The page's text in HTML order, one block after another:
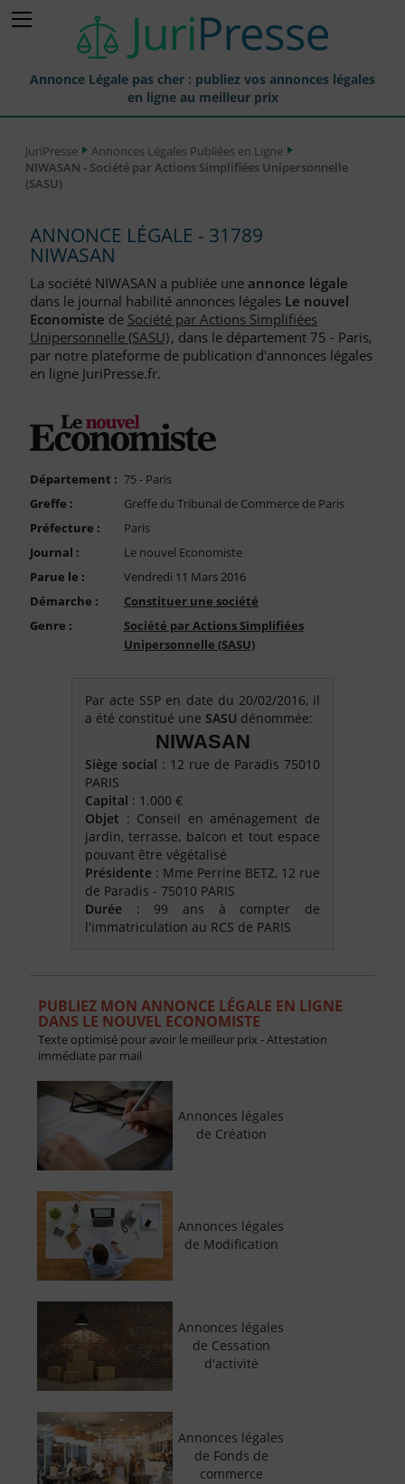
Annonce Légale pas cher : publiez vos annonces légales
en ligne au meilleur prix
Annonces Légales Publiées
Journaux Habilités (JAL) Annonces Légales
Liste des Greffes
Liste des CCI
Le Blog pour les Entreprises
Nous Contacter
Compte PRO
JuriPresse
Annonces Légales Publiées en Ligne
NIWASAN - Société par Actions Simplifiées Unipersonnelle
(SASU)
ANNONCE LÉGALE - 31789
NIWASAN
La société NIWASAN a publiée une annonce légale
dans le journal habilité annonces légales Le nouvel
Economiste de Société par Actions Simplifiées
Unipersonnelle (SASU), dans le département 75 - Paris,
par notre plateforme de publication d'annonces légales
en ligne JuriPresse.fr.
Département : 75 - Paris
Greffe :
Greffe du Tribunal de Commerce de Paris
Préfecture :
Paris
Journal :
Le nouvel Economiste
Parue le :
Vendredi 11 Mars 2016
Démarche :
Constituer une société
Genre :
Société par Actions Simplifiées
Unipersonnelle (SASU)
Par acte SSP en date du 20/02/2016, il
a été constitué une SASU dénommée:
NIWASAN
Siège social : 12 rue de Paradis 75010
PARIS
Capital : 1.000 €
Objet : Conseil en aménagement de
jardin, terrasse, balcon et tout espace
pouvant être végétalisé
Présidente : Mme Perrine BETZ, 12 rue
de Paradis - 75010 PARIS
Durée : 99 ans à compter de
l'immatriculation au RCS de PARIS
PUBLIEZ MON ANNONCE LÉGALE EN LIGNE
DANS LE NOUVEL ECONOMISTE
Texte optimisé pour avoir le meilleur prix - Attestation
immédiate par mail
Annonces légales
de Création
Annonces légales
de Modification
Annonces légales
de Cessation
d'activité
Annonces légales
de Fonds de
commerce